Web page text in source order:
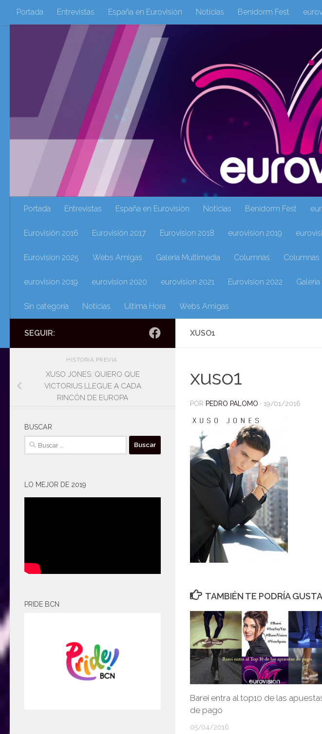
Saltar al contenido
Portada Entrevistas España en Eurovisión Noticias Benidorm Fest
Eurovisión 2016 Eurovisión 2017 Eurovision 2018
Eurovision 2025 Webs Amigas Galeria Multimedia Columnas Columnas
eurovision 2020 eurovision 2021 Eurovision 2022 Galeria Multimedia Inicio
Ultima Hora Webs Amigas
Portada Entrevistas España en Eurovisión Noticias Benidorm Fest
Eurovisión 2016 Eurovisión 2017 Eurovision 2018 eurovision 2019
Eurovision 2025 Webs Amigas Galeria Multimedia Columnas Columnas
eurovision 2019 eurovision 2020 eurovision 2021 Eurovision 2022
Sin categoría Noticias Ultima Hora Webs Amigas
XUSO1
xuso1
POR PEDRO PALOMO · 19/01/2016
TAMBIÉN TE PODRÍA
Barei entra al top10 de las
de pago
05/04/2016
SEGUIR:
HISTORIA PREVIA
XUSO JONES: QUIERO QUE
VICTORIUS LLEGUE A CADA
RINCÓN DE EUROPA
BUSCAR
Buscar:
LO MEJOR DE 2019
PRIDE BCN